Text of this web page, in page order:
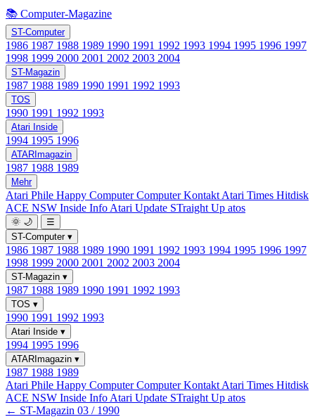
📚 Computer-Magazine
ST-Computer
1986 1987 1988 1989 1990 1991 1992 1993 1994 1995 1996 1997
1998 1999 2000 2001 2002 2003 2004
ST-Magazin
1987 1988 1989 1990 1991 1992 1993
TOS
1990 1991 1992 1993
Atari Inside
1994 1995 1996
ATARImagazin
1987 1988 1989
Mehr
Atari Phile Happy ComputerComputer Kontakt Atari Times Hitdisk
ACE NSW Inside Info Atari Update STraight Up atos
🌞 🌙
☰
ST-Computer ▾
1986 1987 1988 1989 1990 1991 1992 1993 1994 1995 1996 1997
1998 1999 2000 2001 2002 2003 2004
ST-Magazin ▾
1987 1988 1989 1990 1991 1992 1993
TOS ▾
1990 1991 1992 1993
Atari Inside ▾
1994 1995 1996
ATARImagazin ▾
1987 1988 1989
Atari Phile Happy ComputerComputer Kontakt Atari Times Hitdisk
ACE NSW Inside Info Atari Update STraight Up atos
← ST-Magazin 03 / 1990